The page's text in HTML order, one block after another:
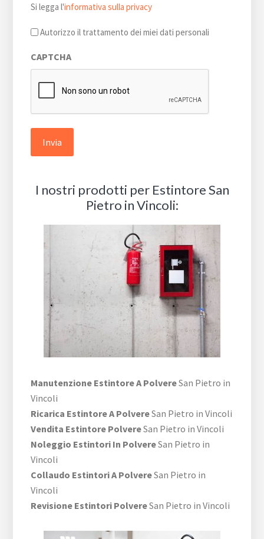
legga
l'informativa
privacy
Si legga l'informativa sulla privacy
Autorizzo il trattamento dei miei dati personali
CAPTCHA
I nostri prodotti per Estintore San
Pietro in Vincoli:
Manutenzione Estintore A PolvereSan Pietro in
Vincoli
Ricarica Estintore A PolvereSan Pietro in Vincoli
Vendita Estintore PolvereSan Pietro in Vincoli
Noleggio Estintori In PolvereSan Pietro in
Vincoli
Collaudo Estintori A PolvereSan Pietro in
Vincoli
Revisione Estintori PolvereSan Pietro in Vincoli